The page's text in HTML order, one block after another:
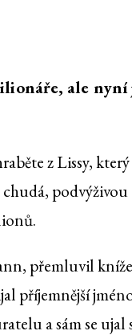
ale nyní
z Lissy,
přemluvil
příjemnější
a sám se ujal